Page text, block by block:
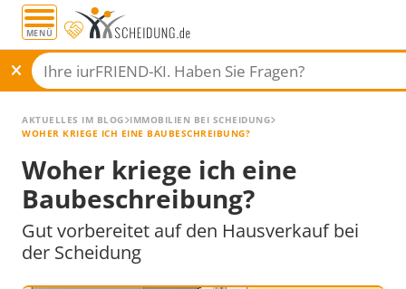
MENÜ
AKTUELLES IM BLOG IMMOBILIEN BEI SCHEIDUNG
WOHER KRIEGE ICH EINE BAUBESCHREIBUNG?
Woher kriege ich eine
Baubeschreibung?
Gut vorbereitet auf den Hausverkauf bei
der Scheidung